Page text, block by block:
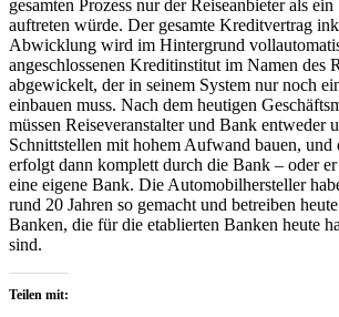
gesamten Prozess nur der Reiseanbieter als
auftreten würde. Der gesamte Kreditvertrag
Abwicklung wird im Hintergrund
angeschlossenen Kreditinstitut im Namen des
abgewickelt, der in seinem System nur noch
einbauen muss. Nach dem heutigen
müssen Reiseveranstalter und Bank entweder
Schnittstellen mit hohem Aufwand bauen,
erfolgt dann komplett durch die Bank – oder
eine eigene Bank. Die Automobilhersteller
rund 20 Jahren so gemacht und betreiben
Banken, die für die etablierten Banken heute
sind.
Teilen mit: